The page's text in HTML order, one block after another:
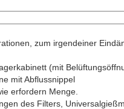
zum irgendeiner
(mit
mit Abflussnippel
erfordern Menge.
des Filters,